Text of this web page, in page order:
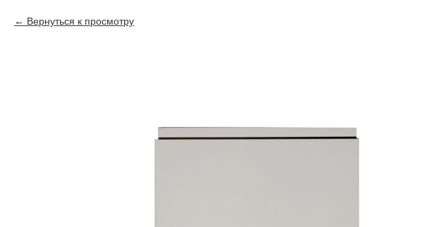
Вернуться к просмотру